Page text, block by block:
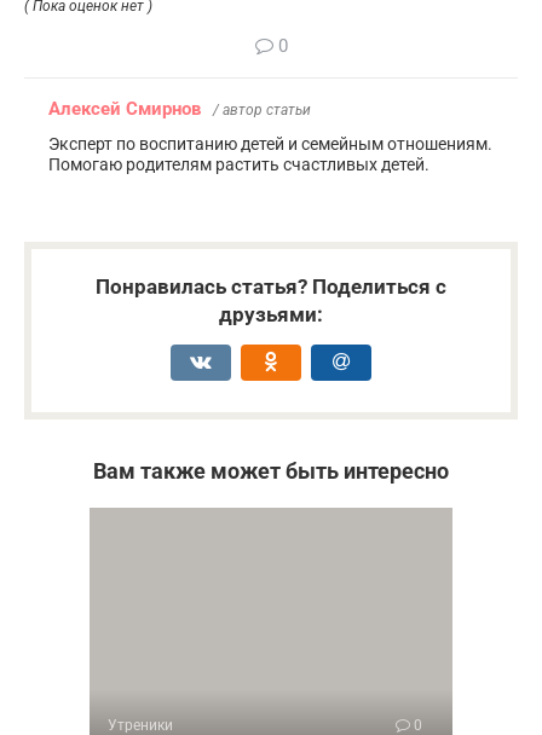
( Пока оценок нет )
0
Алексей Смирнов / автор статьи
Эксперт по воспитанию детей и семейным отношениям.
Помогаю родителям растить счастливых детей.
Понравилась статья? Поделиться с
друзьями:
Вам также может быть интересно
Утреники 0